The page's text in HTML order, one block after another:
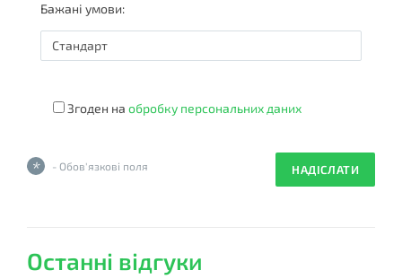
Бажані умови:
Згоден на обробку персональних даних
* - Обов'язкові поля
Останні відгуки